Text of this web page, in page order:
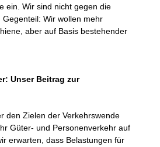
ein. Wir sind nicht gegen die
Wir wollen mehr
aber auf Basis bestehender
Unser Beitrag zur
den Zielen der Verkehrswende
Güter- und Personenverkehr auf
erwarten, dass Belastungen für